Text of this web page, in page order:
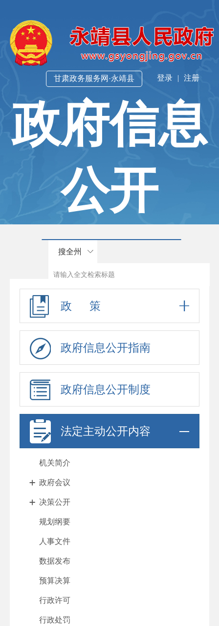
登录 | 注册
甘肃政务服务网·永靖县
政府信息
公开
搜全州
政 策
政府信息公开指南
政府信息公开制度
法定主动公开内容
机关简介
政府会议
决策公开
规划纲要
人事文件
数据发布
预算决算
行政许可
行政处罚